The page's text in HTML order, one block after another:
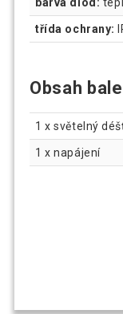
třída ochrany:
Obsah
1 x světelný
1 x napájení